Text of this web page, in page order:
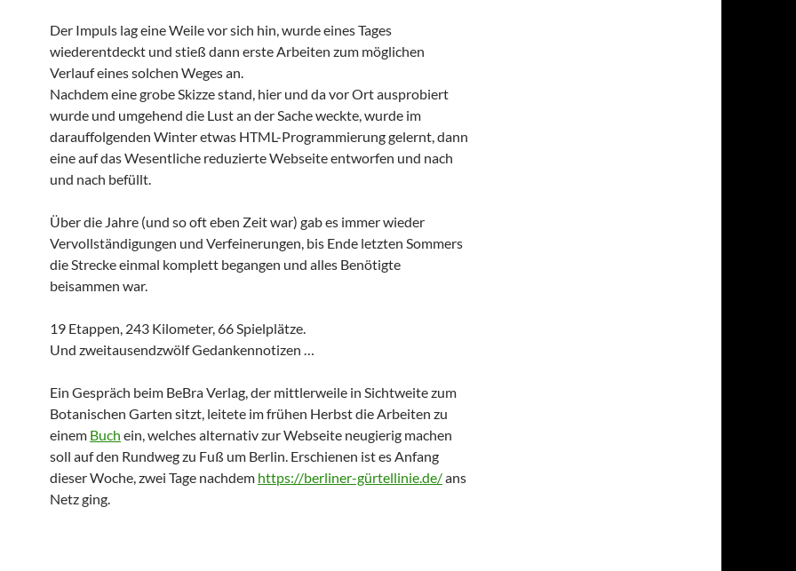
Der Impuls lag eine Weile vor sich hin, wurde eines Tages
wiederentdeckt und stieß dann erste Arbeiten zum möglichen
Verlauf eines solchen Weges an.
Nachdem eine grobe Skizze stand, hier und da vor Ort ausprobiert
wurde und umgehend die Lust an der Sache weckte, wurde im
darauffolgenden Winter etwas HTML-Programmierung gelernt, dann
eine auf das Wesentliche reduzierte Webseite entworfen und nach
und nach befüllt.
Über die Jahre (und so oft eben Zeit war) gab es immer wieder
Vervollständigungen und Verfeinerungen, bis Ende letzten Sommers
die Strecke einmal komplett begangen und alles Benötigte
beisammen war.
19 Etappen, 243 Kilometer, 66 Spielplätze.
Und zweitausendzwölf Gedankennotizen …
Ein Gespräch beim BeBra Verlag, der mittlerweile in Sichtweite zum
Botanischen Garten sitzt, leitete im frühen Herbst die Arbeiten zu
einem Buch ein, welches alternativ zur Webseite neugierig machen
soll auf den Rundweg zu Fuß um Berlin. Erschienen ist es Anfang
dieser Woche, zwei Tage nachdem https://berliner-gürtellinie.de/ans
Netz ging.